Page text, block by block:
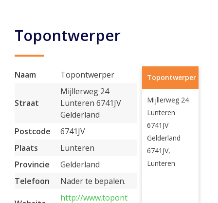
Topontwerper
Naam Topontwerper
Straat
Mijllerweg 24
Lunteren 6741JV
Gelderland
Postcode
6741JV
Plaats
Lunteren
Provincie
Gelderland
Telefoon
Nader te bepalen.
http://www.topont
Topontwerper
Mijllerweg 24
Lunteren
6741JV
Gelderland
6741JV,
Lunteren